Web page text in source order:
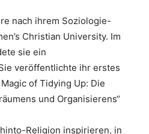
nach ihrem Soziologie-
Christian University. Im
sie ein
veröffentlichte ihr erstes
of Tidying Up: Die
und Organisierens“
Religion inspirieren, in